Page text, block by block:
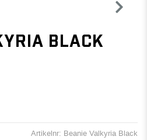
BLACK
Artikelnr: Beanie Valkyria Black